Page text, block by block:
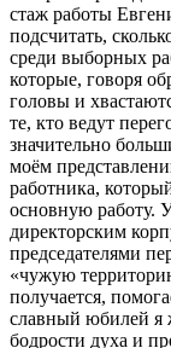
стаж работы
подсчитать,
среди выборных
которые, говоря
головы и
те, кто ведут
значительно
моём
работника,
основную работу.
директорским
председателями
«чужую
получается,
славный юбилей я
бодрости духа и